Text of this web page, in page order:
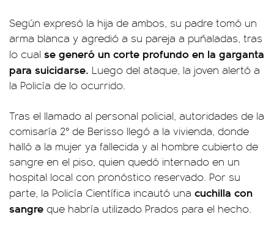
Según expresó la hija de ambos, su padre tomó un
arma blanca y agredió a su pareja a puñaladas, tras
lo cual se generó un corte profundo en la garganta
para suicidarse. Luego del ataque, la joven alertó a
la Policía de lo ocurrido.
Tras el llamado al personal policial, autoridades de la
comisaría 2° de Berisso llegó a la vivienda, donde
halló a la mujer ya fallecida y al hombre cubierto de
sangre en el piso, quien quedó internado en un
hospital local con pronóstico reservado. Por su
parte, la Policía Científica incautó una cuchilla con
sangre que habría utilizado Prados para el hecho.